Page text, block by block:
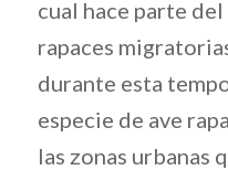
cual hace parte
rapaces
durante esta
especie de ave
las zonas urbanas